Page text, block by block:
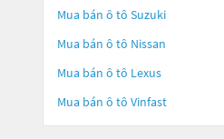
Mua bán ô tô Suzuki
Mua bán ô tô Nissan
Mua bán ô tô Lexus
Mua bán ô tô Vinfast